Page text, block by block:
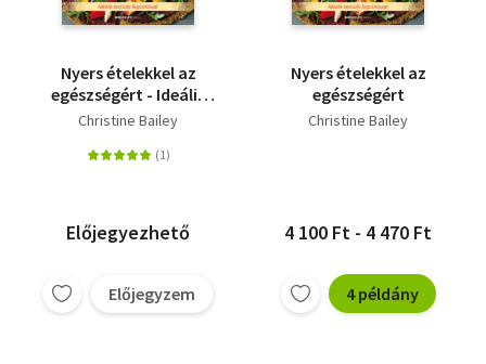
Nyers ételekkel az
egészségért - Ideális
testsúly lúgosítással
Christine Bailey
Előjegyezhető
Előjegyzem
Nyers ételekkel az
egészségért
Christine Bailey
4 100 Ft - 4 470 Ft
4 példány